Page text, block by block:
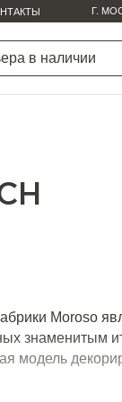
Г.
Moroso
знаменитым
модель
тонким